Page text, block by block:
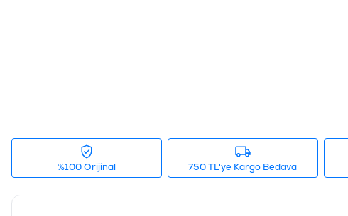
%100 Orijinal 750 TL'ye Kargo Bedava